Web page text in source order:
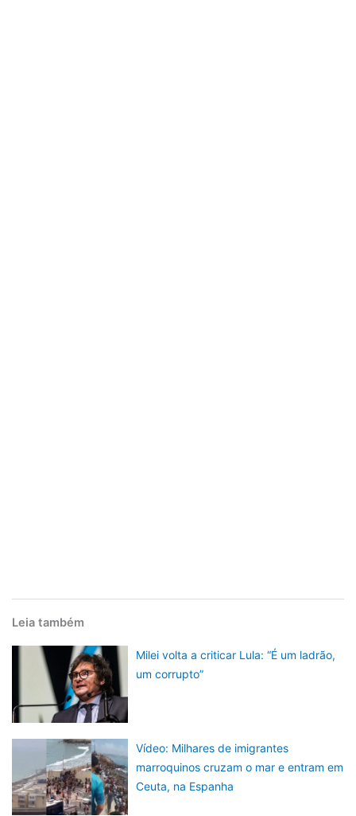
Leia também
Milei volta a criticar Lula: “É um ladrão,
um corrupto”
Vídeo: Milhares de imigrantes
marroquinos cruzam o mar e entram em
Ceuta, na Espanha